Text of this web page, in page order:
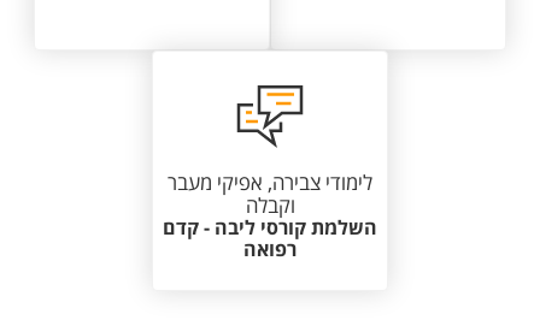
לימודי צבירה, אפיקי מעבר
וקבלה
השלמת קורסי ליבה - קדם
רפואה